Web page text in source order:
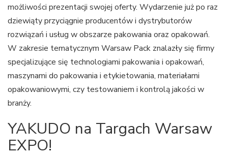
możliwości prezentacji swojej oferty. Wydarzenie już po raz
dziewiąty przyciągnie producentów i dystrybutorów
rozwiązań i usług w obszarze pakowania oraz opakowań.
W zakresie tematycznym Warsaw Pack znalazły się firmy
specjalizujące się technologiami pakowania i opakowań,
maszynami do pakowania i etykietowania, materiałami
opakowaniowymi, czy testowaniem i kontrolą jakości w
branży.
YAKUDO na Targach Warsaw
EXPO!